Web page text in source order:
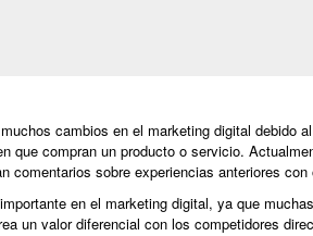
cambios en el marketing digital
que compran un producto o servicio.
comentarios sobre experiencias anteriores
en el marketing digital, ya que
un valor diferencial con los competidores